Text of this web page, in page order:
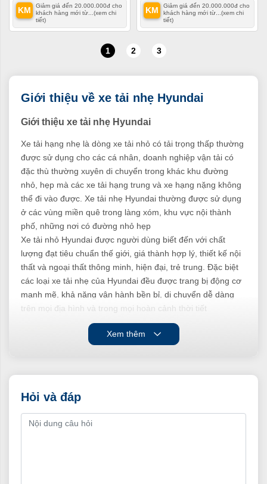
KM
Giảm giá đến 20.000.000đ cho
khách hàng mới từ... (xem chi
tiết)
KM
Giảm giá đến 20.000.000đ cho
khách hàng mới từ... (xem chi
tiết)
1 2 3
Giới thiệu về xe tải nhẹ Hyundai
Giới thiệu xe tải nhẹ Hyundai
Xe tải hạng nhẹ là dòng xe tải nhỏ có tải trọng thấp thường
được sử dụng cho các cá nhân, doanh nghiệp vận tải có
đặc thù thường xuyên di chuyển trong khác khu đường
nhỏ, hẹp mà các xe tải hạng trung và xe hạng nặng không
thể đi vào được. Xe tải nhẹ Hyundai thường được sử dụng
ở các vùng miền quê trong làng xóm, khu vực nội thành
phố, những nơi có đường nhỏ hẹp
Xe tải nhỏ Hyundai được người dùng biết đến với chất
lượng đạt tiêu chuẩn thế giới, giá thành hợp lý, thiết kế nội
thất và ngoại thất thông minh, hiện đại, trẻ trung. Đặc biệt
các loại xe tải nhẹ của Hyundai đều được trang bị động cơ
mạnh mẽ, khả năng vận hành bền bỉ, di chuyển dễ dàng
trên mọi địa hình và trong mọi hoàn cảnh thời tiết
Xem thêm
Hỏi và đáp